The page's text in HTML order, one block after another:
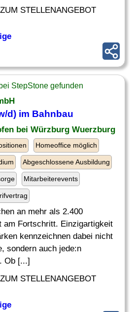
STELLENANGEBOT
StepStone gefunden
d) im Bahnbau
bei Würzburg Wuerzburg
Homeoffice möglich
Abgeschlossene Ausbildung
Mitarbeiterevents
an mehr als 2.400
am Fortschritt. Einzigartigkeit
kennzeichnen dabei nicht
sondern auch jede:n
Ob [...]
STELLENANGEBOT